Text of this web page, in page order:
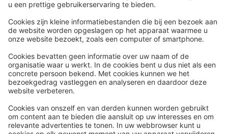
Snel naar
Nieuws
Whitepapers
Webinars
Word lid
Contact
Meer
HR Academy
HR Podcast
CHRO
HR Day
Volg Ons